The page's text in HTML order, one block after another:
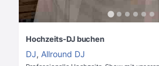
Hochzeits-DJ buchen
DJ, Allround DJ